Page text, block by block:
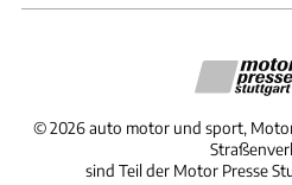
©2026 auto motor und sport,
sind Teil der Motor Presse